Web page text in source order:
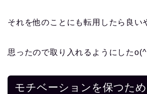
それを他のことにも転用したら良い
思ったので取り入れるようにした
モチベーションを保つため